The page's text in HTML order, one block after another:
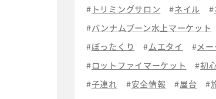
トリミングサロン
ネイル
バンナムプーン水上マーケット
ぼったくり
ムエタイ メ
ロットファイマーケット
初
子連れ
安全情報 屋台